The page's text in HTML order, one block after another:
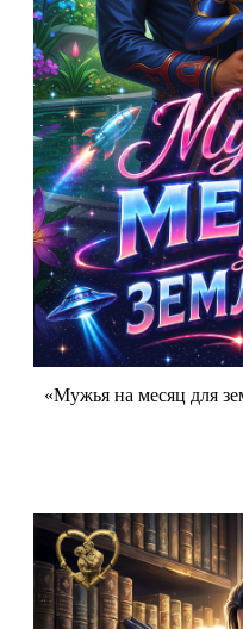
«Мужья на месяц для